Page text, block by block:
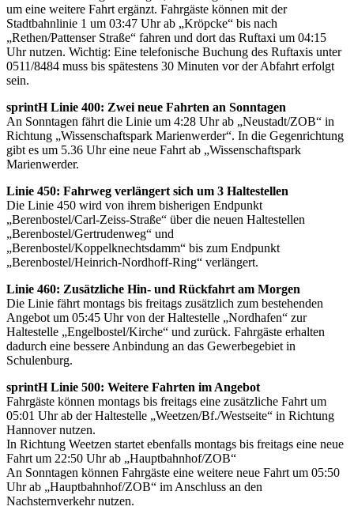
um eine weitere Fahrt ergänzt. Fahrgäste können mit der
Stadtbahnlinie 1 um 03:47 Uhr ab „Kröpcke“ bis nach
„Rethen/Pattenser Straße“ fahren und dort das Ruftaxi um 04:15
Uhr nutzen. Wichtig: Eine telefonische Buchung des Ruftaxis unter
0511/8484 muss bis spätestens 30 Minuten vor der Abfahrt erfolgt
sein.
sprintH Linie 400: Zwei neue Fahrten an Sonntagen
An Sonntagen fährt die Linie um 4:28 Uhr ab „Neustadt/ZOB“ in
Richtung „Wissenschaftspark Marienwerder“. In die Gegenrichtung
gibt es um 5.36 Uhr eine neue Fahrt ab „Wissenschaftspark
Marienwerder.
Linie 450: Fahrweg verlängert sich um 3 Haltestellen
Die Linie 450 wird von ihrem bisherigen Endpunkt
„Berenbostel/Carl-Zeiss-Straße“ über die neuen Haltestellen
„Berenbostel/Gertrudenweg“ und
„Berenbostel/Koppelknechtsdamm“ bis zum Endpunkt
„Berenbostel/Heinrich-Nordhoff-Ring“ verlängert.
Linie 460: Zusätzliche Hin- und Rückfahrt am Morgen
Die Linie fährt montags bis freitags zusätzlich zum bestehenden
Angebot um 05:45 Uhr von der Haltestelle „Nordhafen“ zur
Haltestelle „Engelbostel/Kirche“ und zurück. Fahrgäste erhalten
dadurch eine bessere Anbindung an das Gewerbegebiet in
Schulenburg.
sprintH Linie 500: Weitere Fahrten im Angebot
Fahrgäste können montags bis freitags eine zusätzliche Fahrt um
05:01 Uhr ab der Haltestelle „Weetzen/Bf./Westseite“ in Richtung
Hannover nutzen.
In Richtung Weetzen startet ebenfalls montags bis freitags eine neue
Fahrt um 22:50 Uhr ab „Hauptbahnhof/ZOB“
An Sonntagen können Fahrgäste eine weitere neue Fahrt um 05:50
Uhr ab „Hauptbahnhof/ZOB“ im Anschluss an den
Nachsternverkehr nutzen.